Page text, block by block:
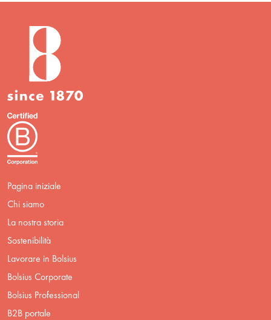
Pagina iniziale
Chi siamo
La nostra storia
Sostenibilità
Lavorare in Bolsius
Bolsius Corporate
Bolsius Professional
B2B portale